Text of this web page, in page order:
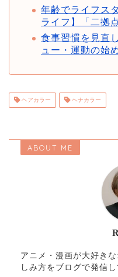
年齢でライフス
ライフ】「二拠
食事習慣を見直
ュー・運動の始
ヘアカラー ヘナカラー
ABOUT ME
アニメ・漫画が大好き
しみ方をブログで発信し